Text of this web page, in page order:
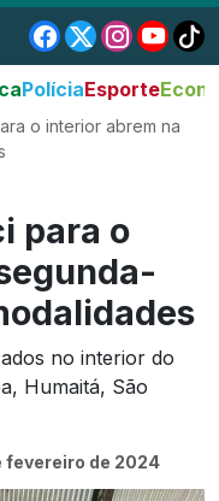
PolíciaEsporte
o interior abrem na
para o
no interior do
Humaitá, São
fevereiro de 2024